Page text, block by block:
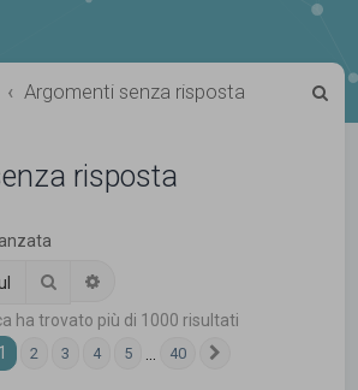
Argomenti senza risposta
risposta
Cerca
ha trovato più di 1000 risultati
1di 40
1 2 3 4 5 40